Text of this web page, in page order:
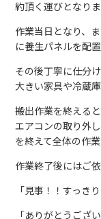
約頂く運びとなりま
作業当日となり、
に養生パネルを配
その後丁寧に仕分
大きい家具や冷蔵
搬出作業を終える
エアコンの取り外
を終えて全体の作
作業終了後にはご
「見事！！すっき
「ありがとうござ